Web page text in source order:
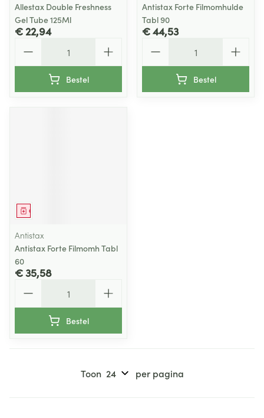
Allestax Double Freshness
Gel Tube 125Ml
€ 22,94
Bestel
Antistax Forte Filmomhulde
Tabl 90
€ 44,53
Bestel
Geneesmiddel
Antistax
Antistax Forte Filmomh Tabl
60
€ 35,58
Bestel
Toon per pagina